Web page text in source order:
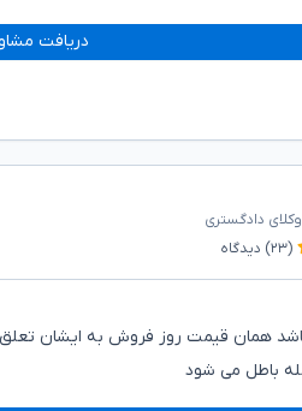
دریافت
دادگستری
(۲۳) دیدگاه
همان قیمت روز فروش به ایشان
باطل می شود